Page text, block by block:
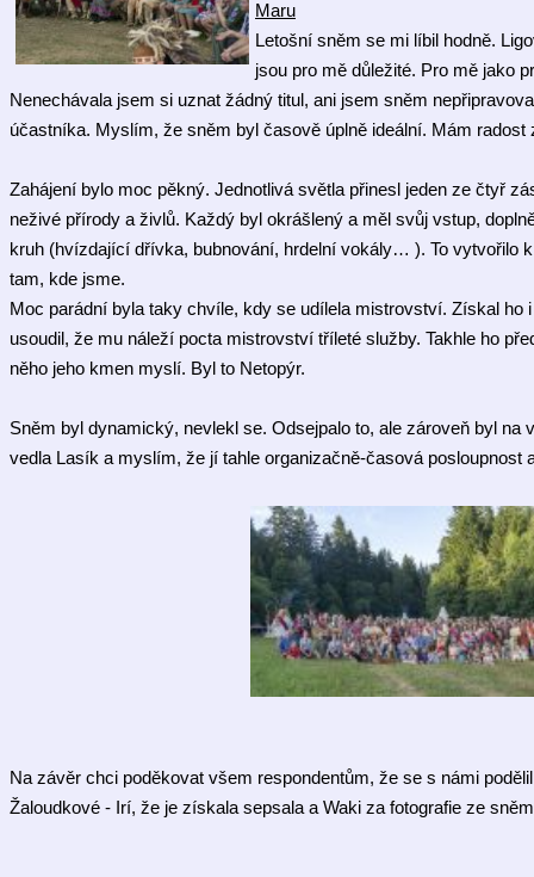
Maru
Letošní sněm se mi líbil hodně.
jsou pro mě důležité. Pro mě jako
Nenechávala jsem si uznat žádný titul, ani jsem sněm
účastníka. Myslím, že sněm byl časově úplně ideální. Mám radost
Zahájení bylo moc pěkný. Jednotlivá světla přinesl jeden ze čtyř
neživé přírody a živlů. Každý byl okrášlený a měl svůj vstup,
kruh (hvízdající dřívka, bubnování, hrdelní vokály… ). To vytvořilo
tam, kde jsme.
Moc parádní byla taky chvíle, kdy se udílela mistrovství. Získal ho
usoudil, že mu náleží pocta mistrovství tříleté služby. Takhle ho
něho jeho kmen myslí. Byl to Netopýr.
Sněm byl dynamický, nevlekl se. Odsejpalo to, ale zároveň byl na
vedla Lasík a myslím, že jí tahle organizačně-časová posloupnost
Na závěr chci poděkovat všem respondentům, že se s námi
Žaloudkové - Irí, že je získala sepsala a Waki za fotografie ze